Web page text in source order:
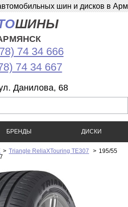
шин и дисков в
ШИНЫ
74 34 666
74 34 667
Данилова, 68
БРЕНДЫ ДИСКИ
> Triangle ReliaXTouring TE307 > 195/55